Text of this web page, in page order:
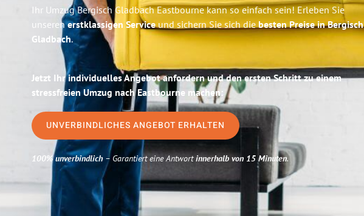
Ihr Umzug Bergisch Gladbach Eastbourne kann so einfach sein! Erleben Sie
unserenerstklassigen Serviceund sichern Sie sich diebesten Preise in Bergisch
Gladbach.
Jetzt Ihr individuelles Angebot anfordern und den ersten Schritt zu einem
stressfreien Umzug nach Eastbourne machen:
UNVERBINDLICHES ANGEBOT ERHALTEN
100% unverbindlich– Garantiert eine Antwortinnerhalb von 15 Minuten.